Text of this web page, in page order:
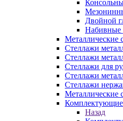
Двойной
Набивные
Металлические
Стеллажи
Стеллажи
Стеллажи для
Стеллажи
Стеллажи
Металлические
Комплектующие
Назад